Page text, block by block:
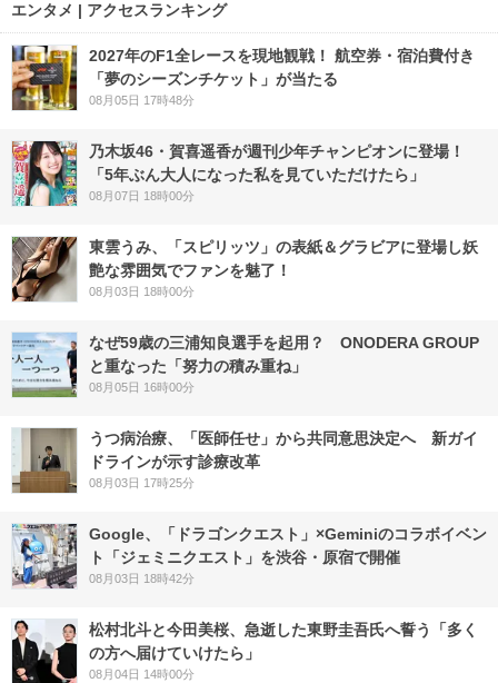
エンタメ | アクセスランキング
2027年のF1全レースを現地観戦！ 航空券・宿泊費付き
「夢のシーズンチケット」が当たる
08月05日 17時48分
乃木坂46・賀喜遥香が週刊少年チャンピオンに登場！
「5年ぶん大人になった私を見ていただけたら」
08月07日 18時00分
東雲うみ、「スピリッツ」の表紙＆グラビアに登場し妖
艶な雰囲気でファンを魅了！
08月03日 18時00分
なぜ59歳の三浦知良選手を起用？ ONODERA GROUP
と重なった「努力の積み重ね」
08月05日 16時00分
うつ病治療、「医師任せ」から共同意思決定へ 新ガイ
ドラインが示す診療改革
08月03日 17時25分
Google、「ドラゴンクエスト」×Geminiのコラボイベン
ト「ジェミニクエスト」を渋谷・原宿で開催
08月03日 18時42分
松村北斗と今田美桜、急逝した東野圭吾氏へ誓う「多く
の方へ届けていけたら」
08月04日 14時00分